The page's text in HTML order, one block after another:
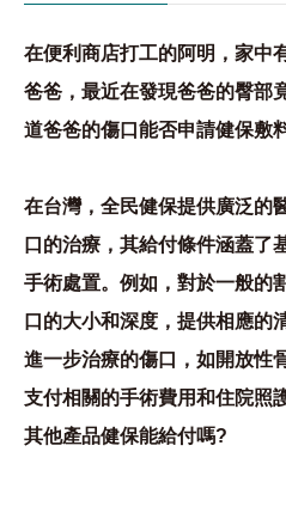
在便利商店打工的阿明，家中
爸爸，最近在發現爸爸的臀部
道爸爸的傷口能否申請健保敷
在台灣，全民健保提供廣泛的
口的治療，其給付條件涵蓋了
手術處置。例如，對於一般的
口的大小和深度，提供相應的
進一步治療的傷口，如開放性
支付相關的手術費用和住院照
其他產品健保能給付嗎?